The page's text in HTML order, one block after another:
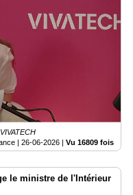
| 26-06-2026 Vu 16809 fois
le ministre de l'Intérieur